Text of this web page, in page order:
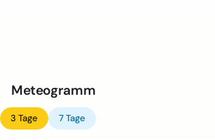
Meteogramm
3 Tage 7 Tage